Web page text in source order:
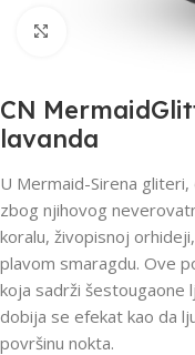
CN
lavanda
U Mermaid-Sirena
zbog njihovog
koralu, živopisnoj
plavom smaragdu. Ove
koja sadrži šestougaone
dobija se efekat kao da
površinu nokta.